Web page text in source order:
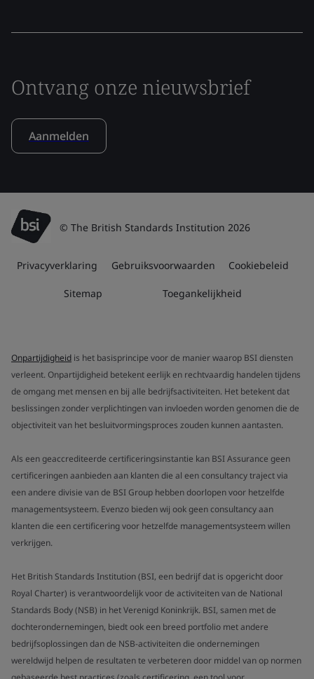
Ontvang onze nieuwsbrief
Aanmelden
© The British Standards Institution 2026
Privacyverklaring Gebruiksvoorwaarden Cookiebeleid
Sitemap Toegankelijkheid
Onpartijdigheid is het basisprincipe voor de manier waarop BSI diensten
verleent. Onpartijdigheid betekent eerlijk en rechtvaardig handelen tijdens
de omgang met mensen en bij alle bedrijfsactiviteiten. Het betekent dat
beslissingen zonder verplichtingen van invloeden worden genomen die de
objectiviteit van het besluitvormingsproces zouden kunnen aantasten.
Als een geaccrediteerde certificeringsinstantie kan BSI Assurance geen
certificeringen aanbieden aan klanten die al een consultancy traject via
een andere divisie van de BSI Group hebben doorlopen voor hetzelfde
managementsysteem. Evenzo bieden wij ook geen consultancy aan
klanten die een certificering voor hetzelfde managementsysteem willen
verkrijgen.
Het British Standards Institution (BSI, een bedrijf dat is opgericht door
Royal Charter) is verantwoordelijk voor de activiteiten van de National
Standards Body (NSB) in het Verenigd Koninkrijk. BSI, samen met de
dochterondernemingen, biedt ook een breed portfolio met andere
bedrijfsoplossingen dan de NSB-activiteiten die ondernemingen
wereldwijd helpen de resultaten te verbeteren door middel van op normen